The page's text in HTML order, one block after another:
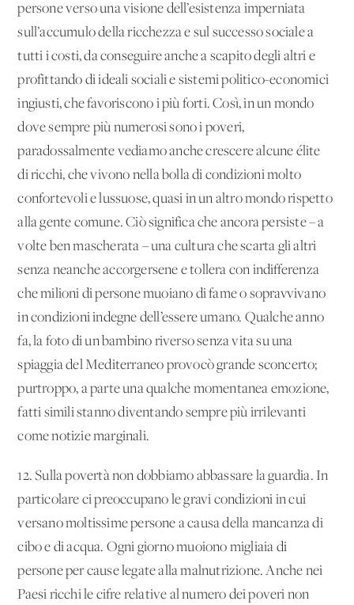
persone verso una visione dell’esistenza imperniata
sull’accumulo della ricchezza e sul successo sociale a
tutti i costi, da conseguire anche a scapito degli altri e
profittando di ideali sociali e sistemi politico-economici
ingiusti, che favoriscono i più forti. Così, in un mondo
dove sempre più numerosi sono i poveri,
paradossalmente vediamo anche crescere alcune élite
di ricchi, che vivono nella bolla di condizioni molto
confortevoli e lussuose, quasi in un altro mondo rispetto
alla gente comune. Ciò significa che ancora persiste – a
volte ben mascherata – una cultura che scarta gli altri
senza neanche accorgersene e tollera con indifferenza
che milioni di persone muoiano di fame o sopravvivano
in condizioni indegne dell’essere umano. Qualche anno
fa, la foto di un bambino riverso senza vita su una
spiaggia del Mediterraneo provocò grande sconcerto;
purtroppo, a parte una qualche momentanea emozione,
fatti simili stanno diventando sempre più irrilevanti
come notizie marginali.
12. Sulla povertà non dobbiamo abbassare la guardia. In
particolare ci preoccupano le gravi condizioni in cui
versano moltissime persone a causa della mancanza di
cibo e di acqua. Ogni giorno muoiono migliaia di
persone per cause legate alla malnutrizione. Anche nei
Paesi ricchi le cifre relative al numero dei poveri non